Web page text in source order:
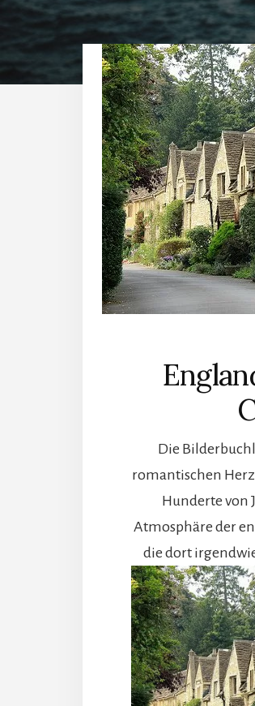
Die
romantischen Herz
Hunderte von
Atmosphäre der
die dort